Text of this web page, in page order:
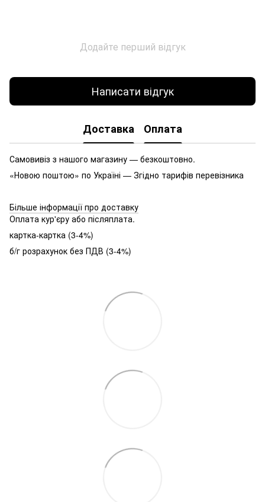
Додайте перший відгук
Написати відгук
Доставка Оплата
Самовивіз з нашого магазину — безкоштовно.
«Новою поштою» по Україні — Згідно тарифів перевізника
Більше інформації про доставку
Оплата кур'єру або післяплата.
картка-картка (3-4%)
б/г розрахунок без ПДВ (3-4%)